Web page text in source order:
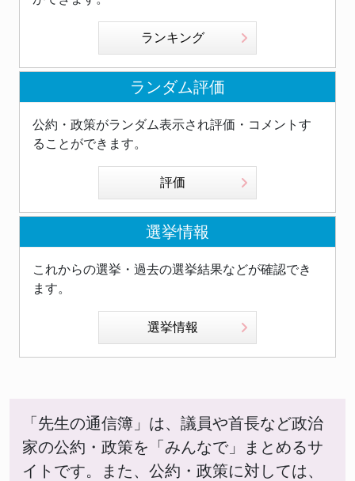
ランキング
ランダム評価
公約・政策がランダム表示され評価・コメントす
ることができます。
評価
選挙情報
これからの選挙・過去の選挙結果などが確認でき
ます。
選挙情報
「先生の通信簿」は、議員や首長など政治
家の公約・政策を「みんなで」まとめるサ
イトです。また、公約・政策に対しては、